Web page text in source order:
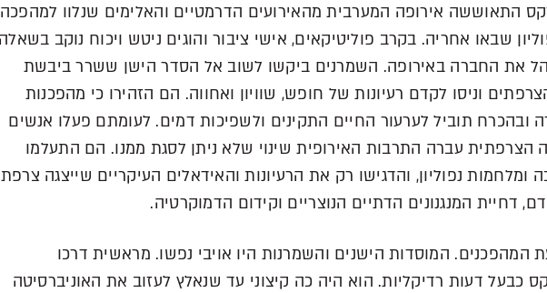
התאוששה אירופה המערבית מהאירועים הדרמטיים והאלימים שנלוו למהפכה
שבאו אחריה. בקרב פוליטיקאים, אישי ציבור והוגים ניטש ויכוח נוקב בשאלה
את החברה באירופה. השמרנים ביקשו לשוב אל הסדר הישן ששרר ביבשת
וניסו לקדם רעיונות של חופש, שוויון ואחווה. הם הזהירו כי מהפכנות
ובהכרח תוביל לערעור החיים התקינים ולשפיכות דמים. לעומתם פעלו אנשים
הצרפתית עברה התרבות האירופית שינוי שלא ניתן לסגת ממנו. הם התעלמו
נפוליון, והדגישו רק את הרעיונות והאידאלים העיקריים שייצגה
דחיית המנגנונים הדתיים הנוצריים וקידום הדמוקרטיה.
המהפכנים. המוסדות הישנים והשמרנות היו אויבי נפשו. מראשית דרכו
דעות רדיקליות. הוא היה כה קיצוני עד שנאלץ לעזוב את האוניברסיטה